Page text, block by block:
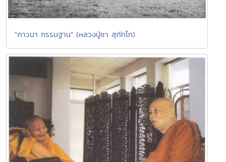
"ภาวนา กรรมฐาน" (หลวงปู่ชา สุภัทโท)